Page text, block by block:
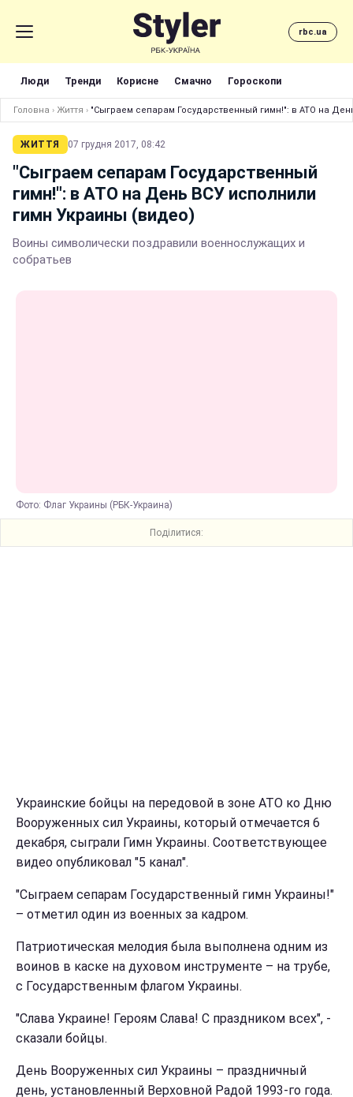
rbc.ua
Люди Тренди Корисне Смачно Гороскопи
Головна › Життя › "Сыграем сепарам Государственный гимн!": в АТО на
ЖИТТЯ 07 грудня 2017, 08:42
"Сыграем сепарам Государственный
гимн!": в АТО на День ВСУ исполнили
гимн Украины (видео)
Воины символически поздравили военнослужащих и
собратьев
Фото: Флаг Украины (РБК-Украина)
Поділитися:
Украинские бойцы на передовой в зоне АТО ко Дню
Вооруженных сил Украины, который отмечается 6
декабря, сыграли Гимн Украины. Соответствующее
видео опубликовал "5 канал".
"Сыграем сепарам Государственный гимн Украины!"
– отметил один из военных за кадром.
Патриотическая мелодия была выполнена одним из
воинов в каске на духовом инструменте – на трубе,
с Государственным флагом Украины.
"Слава Украине! Героям Слава! С праздником всех", -
сказали бойцы.
День Вооруженных сил Украины – праздничный
день, установленный Верховной Радой 1993-го года.